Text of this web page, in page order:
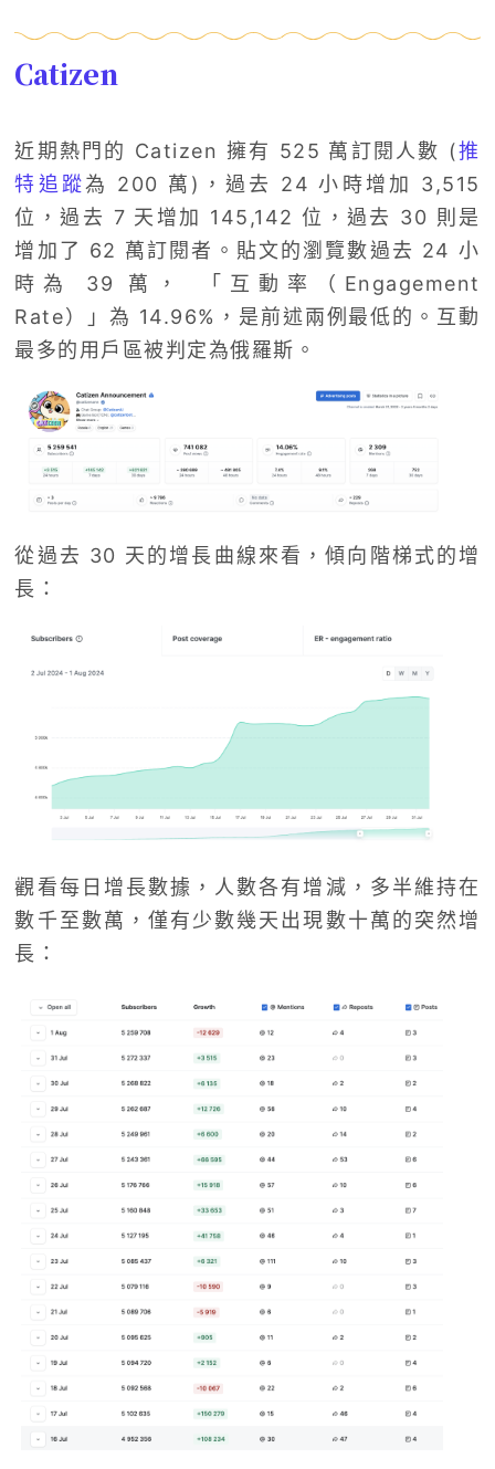
Catizen
近期熱門的 Catizen 擁有 525 萬訂閱人數 (推
特追蹤為 200 萬)，過去 24 小時增加 3,515
位，過去 7 天增加 145,142 位，過去 30 則是
增加了 62 萬訂閱者。貼文的瀏覽數過去 24 小
時為 39 萬， 「互動率（Engagement
Rate）」為 14.96%，是前述兩例最低的。互動
最多的用戶區被判定為俄羅斯。
從過去 30 天的增長曲線來看，傾向階梯式的增
長：
觀看每日增長數據，人數各有增減，多半維持在
數千至數萬，僅有少數幾天出現數十萬的突然增
長：